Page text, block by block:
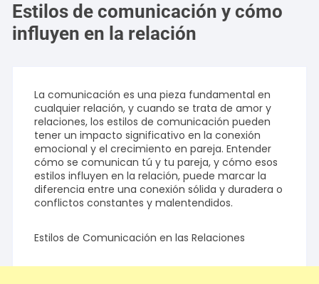
Estilos de comunicación y cómo
influyen en la relación
La comunicación es una pieza fundamental en
cualquier relación, y cuando se trata de amor y
relaciones, los estilos de comunicación pueden
tener un impacto significativo en la conexión
emocional y el crecimiento en pareja. Entender
cómo se comunican tú y tu pareja, y cómo esos
estilos influyen en la relación, puede marcar la
diferencia entre una conexión sólida y duradera o
conflictos constantes y malentendidos.
Estilos de Comunicación en las Relaciones